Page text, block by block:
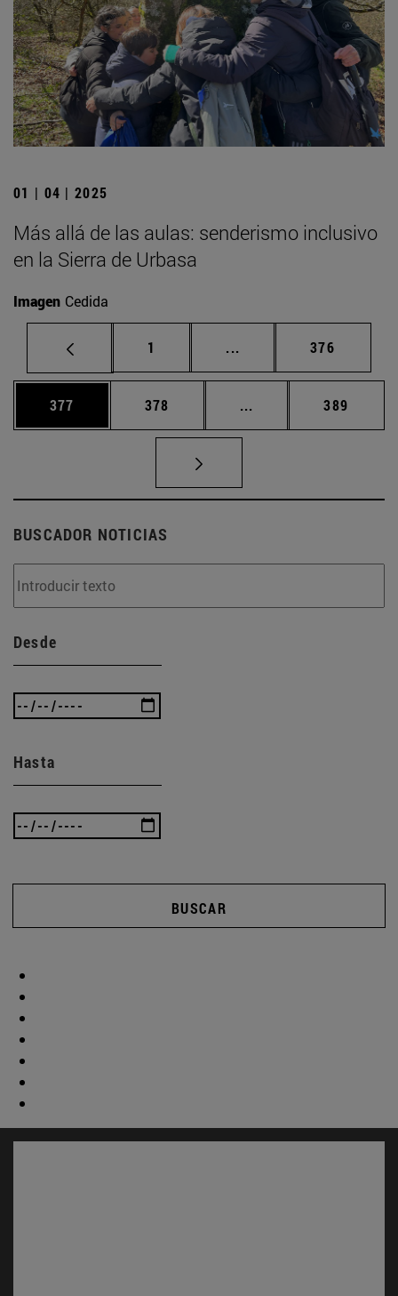
01 | 04 | 2025
Más allá de las aulas: senderismo inclusivo
en la Sierra de Urbasa
Imagen Cedida
Página
1 ... Páginas intermedias
Página
376
Página
377 Página
378 ... Páginas intermedias
Página
389
BUSCADOR NOTICIAS
Desde
Hasta
BUSCAR